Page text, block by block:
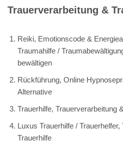
Trauerverarbeitung &
Reiki, Emotionscode &
Traumahilfe /
bewältigen
Rückführung, Online
Alternative
Trauerhilfe, Trauerverarbeitung
Luxus Trauerhilfe /
Trauerhilfe